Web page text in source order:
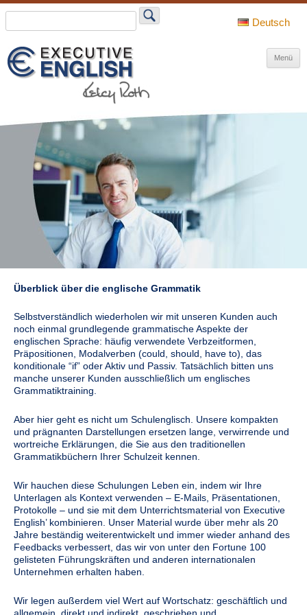
Search
Deutsch
Menü
Überblick über die englische Grammatik
Selbstverständlich wiederholen wir mit unseren Kunden auch
noch einmal grundlegende grammatische Aspekte der
englischen Sprache: häufig verwendete Verbzeitformen,
Präpositionen, Modalverben (could, should, have to), das
konditionale “if” oder Aktiv und Passiv. Tatsächlich bitten uns
manche unserer Kunden ausschließlich um englisches
Grammatiktraining.
Aber hier geht es nicht um Schulenglisch. Unsere kompakten
und prägnanten Darstellungen ersetzen lange, verwirrende und
wortreiche Erklärungen, die Sie aus den traditionellen
Grammatikbüchern Ihrer Schulzeit kennen.
Wir hauchen diese Schulungen Leben ein, indem wir Ihre
Unterlagen als Kontext verwenden – E-Mails, Präsentationen,
Protokolle – und sie mit dem Unterrichtsmaterial von Executive
English’ kombinieren. Unser Material wurde über mehr als 20
Jahre beständig weiterentwickelt und immer wieder anhand des
Feedbacks verbessert, das wir von unter den Fortune 100
gelisteten Führungskräften und anderen internationalen
Unternehmen erhalten haben.
Wir legen außerdem viel Wert auf Wortschatz: geschäftlich und